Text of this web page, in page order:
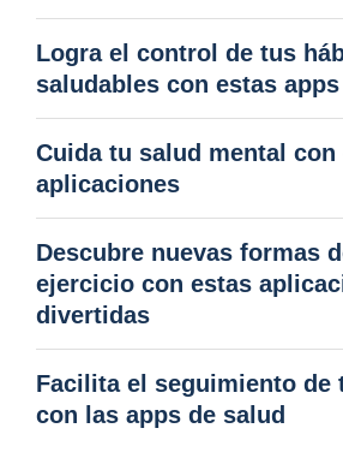
Logra el control de tus
saludables con estas apps
Cuida tu salud mental con
aplicaciones
Descubre nuevas formas
ejercicio con estas
divertidas
Facilita el seguimiento de
con las apps de salud